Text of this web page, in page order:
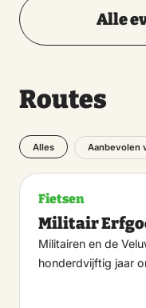
Alle
Routes
Alles Aanbevolen
Fietsen
Militair
Militairen en de
honderdvijftig jaar